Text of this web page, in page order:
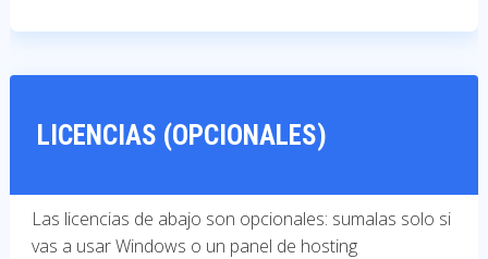
LICENCIAS (OPCIONALES)
Las licencias de abajo son opcionales: sumalas solo si
vas a usar Windows o un panel de hosting